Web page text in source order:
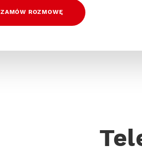
ZAMÓW ROZMOWĘ